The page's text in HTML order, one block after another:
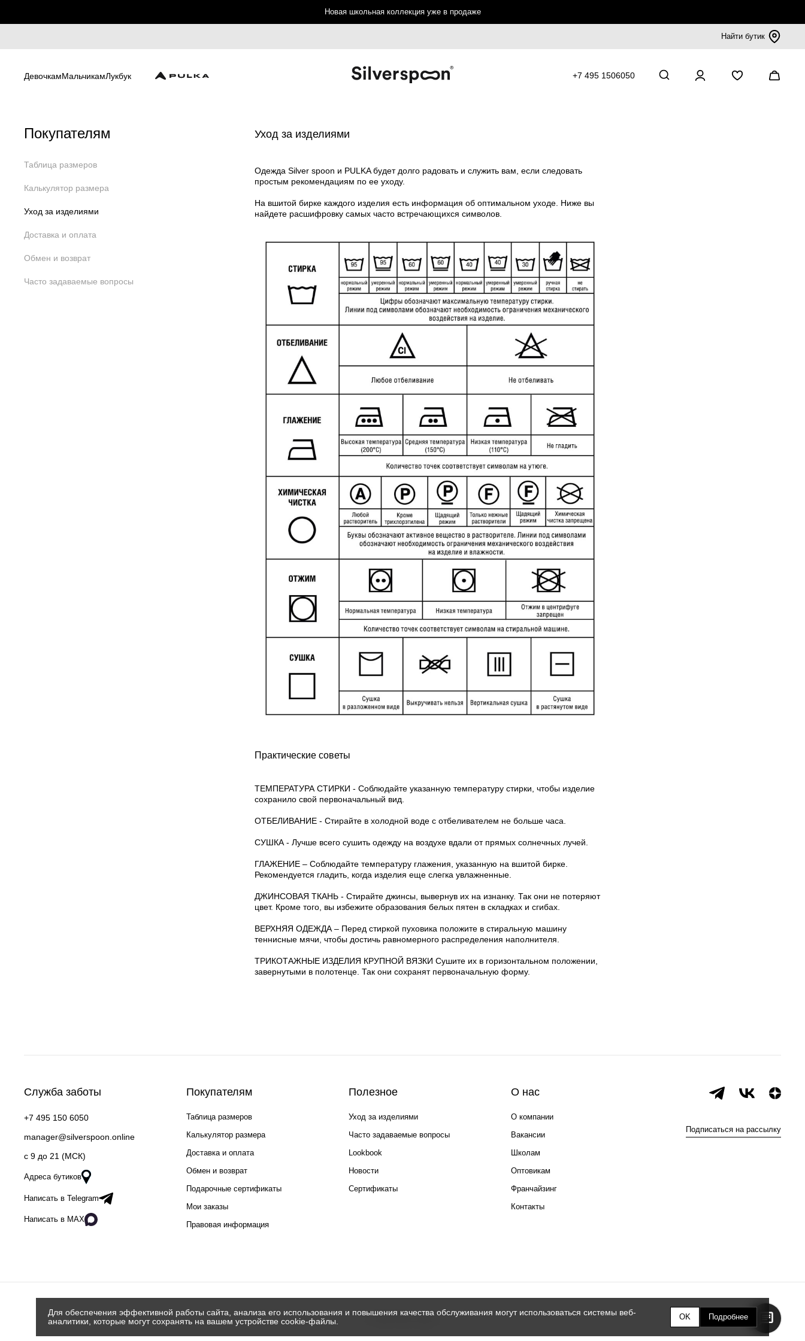
Новая школьная коллекция уже в продаже
Найти бутик
ДевочкамМальчикамЛукбук +7 495 1506050
Покупателям
Таблица размеров
Калькулятор размера
Уход за изделиями
Доставка и оплата
Обмен и возврат
Часто задаваемые вопросы
Уход за изделиями
Одежда Silver spoon и PULKA будет долго радовать и служить вам, если следовать
простым рекомендациям по ее уходу.
На вшитой бирке каждого изделия есть информация об оптимальном уходе. Ниже вы
найдете расшифровку самых часто встречающихся символов.
Практические советы
ТЕМПЕРАТУРА СТИРКИ - Соблюдайте указанную температуру стирки, чтобы изделие
сохранило свой первоначальный вид.
ОТБЕЛИВАНИЕ - Стирайте в холодной воде с отбеливателем не больше часа.
СУШКА - Лучше всего сушить одежду на воздухе вдали от прямых солнечных лучей.
ГЛАЖЕНИЕ – Соблюдайте температуру глажения, указанную на вшитой бирке.
Рекомендуется гладить, когда изделия еще слегка увлажненные.
ДЖИНСОВАЯ ТКАНЬ - Стирайте джинсы, вывернув их на изнанку. Так они не потеряют
цвет. Кроме того, вы избежите образования белых пятен в складках и сгибах.
ВЕРХНЯЯ ОДЕЖДА – Перед стиркой пуховика положите в стиральную машину
теннисные мячи, чтобы достичь равномерного распределения наполнителя.
ТРИКОТАЖНЫЕ ИЗДЕЛИЯ КРУПНОЙ ВЯЗКИ Сушите их в горизонтальном положении,
завернутыми в полотенце. Так они сохранят первоначальную форму.
Служба заботы
+7 495 150 6050
manager@silverspoon.online
c 9 до 21 (МСК)
Адреса бутиков
Написать в Telegram
Написать в MAX
Покупателям
Таблица размеров
Калькулятор размера
Доставка и оплата
Обмен и возврат
Подарочные сертификаты
Мои заказы
Правовая информация
Полезное
Уход за изделиями
Часто задаваемые вопросы
Lookbook
Новости
Сертификаты
О нас
О компании
Вакансии
Школам
Оптовикам
Франчайзинг
Контакты
Подписаться на рассылку
Для обеспечения эффективной работы сайта, анализа его использования и повышения качества обслуживания могут использоваться системы веб-
аналитики, которые могут сохранять на вашем устройстве cookie-файлы.
OK Подробнее